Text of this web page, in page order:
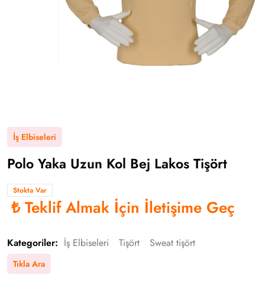
İş Elbiseleri
Polo Yaka Uzun Kol Bej Lakos Tişört
Stokta Var
₺Teklif Almak İçin İletişime Geç
Kategoriler: İş Elbiseleri Tişört Sweat tişört
Tıkla Ara